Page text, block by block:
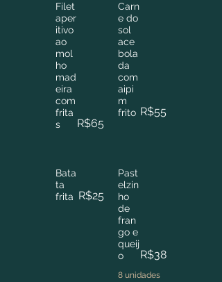
Filet
aper
itivo
ao
mol
ho
mad
eira
com
frita
s
R$65
Carn
e do
sol
ace
bola
da
com
aipi
m
frito R$55
Bata
ta
frita R$25
Past
elzin
ho
de
fran
go e
queij
o
8 unidades
R$38